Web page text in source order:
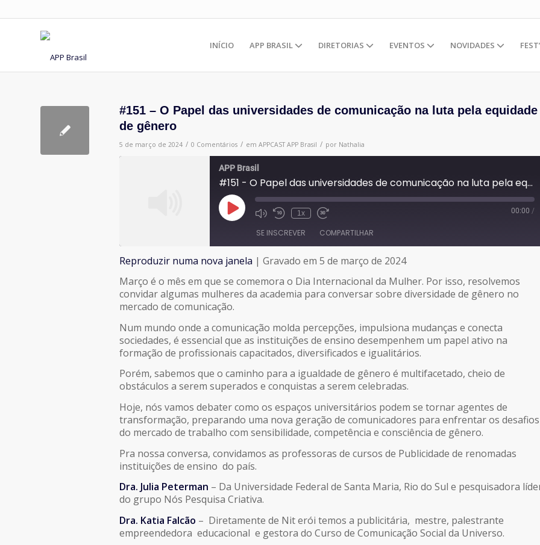
INÍCIO APP BRASIL DIRETORIAS EVENTOS NOVIDADES
#151 – O Papel das universidades de comunicação na luta pela equidade
de gênero
5 de março de 2024 / 0 Comentários / em APPCAST APP Brasil / por Nathalia
APP Brasil
#151 - O Papel das universidades de comunicação na luta pela equidade de gênero
Reproduzir
episódio
1x 00:00 /
SE INSCREVER COMPARTILHAR
FEED RSS
LINK
INCORPORAR
Reproduzir numa nova janela | Gravado em 5 de março de 2024
Março é o mês em que se comemora o Dia Internacional da Mulher. Por isso, resolvemos
convidar algumas mulheres da academia para conversar sobre diversidade de gênero no
mercado de comunicação.
Num mundo onde a comunicação molda percepções, impulsiona mudanças e conecta
sociedades, é essencial que as instituições de ensino desempenhem um papel ativo na
formação de profissionais capacitados, diversificados e igualitários.
Porém, sabemos que o caminho para a igualdade de gênero é multifacetado, cheio de
obstáculos a serem superados e conquistas a serem celebradas.
Hoje, nós vamos debater como os espaços universitários podem se tornar agentes de
transformação, preparando uma nova geração de comunicadores para enfrentar os desafios
do mercado de trabalho com sensibilidade, competência e consciência de gênero.
Pra nossa conversa, convidamos as professoras de cursos de Publicidade de renomadas
instituições de ensino do país.
Dra. Julia Peterman – Da Universidade Federal de Santa Maria, Rio do Sul e pesquisadora
do grupo Nós Pesquisa Criativa.
Dra. Katia Falcão – Diretamente de Nit erói temos a publicitária, mestre, palestrante
empreendedora educacional e gestora do Curso de Comunicação Social da Universo.